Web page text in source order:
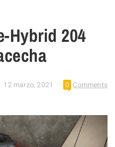
Hybrid 204
12 marzo, 2021 0 Comments